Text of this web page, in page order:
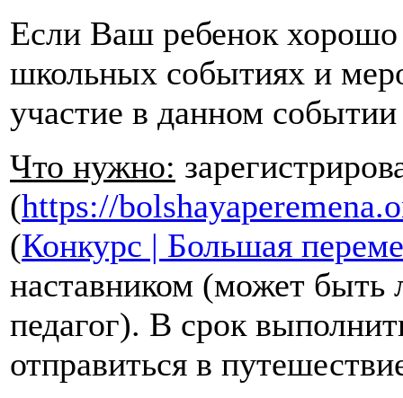
Если Ваш ребенок хорошо
школьных событиях и
участие в данном
Что нужно:
(https://
(Конкурс | Большая
наставником (может быть
педагог). В срок
отправиться в